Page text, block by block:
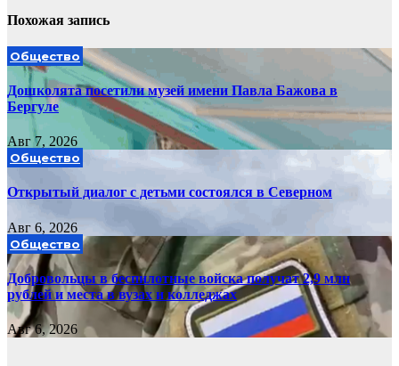
Похожая запись
Общество
Дошколята посетили музей имени Павла Бажова в
Бергуле
Авг 7, 2026
Общество
Открытый диалог с детьми состоялся в Северном
Авг 6, 2026
Общество
Добровольцы в беспилотные войска получат 2,9 млн
рублей и места в вузах и колледжах
Авг 6, 2026